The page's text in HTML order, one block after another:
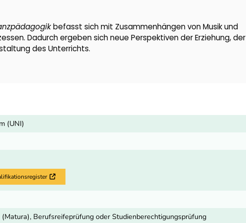
befasst sich mit Zusammenhängen von Musik und
Dadurch ergeben sich neue Perspektiven der Erziehung, der
des Unterrichts.
(UNI)
Externer Link
Berufsreifeprüfung oder Studienberechtigungsprüfung